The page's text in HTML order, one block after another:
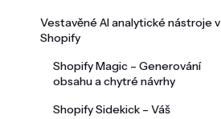
Vestavěné AI analytické nástroje v
Shopify
Shopify Magic – Generování
obsahu a chytré návrhy
Shopify Sidekick – Váš